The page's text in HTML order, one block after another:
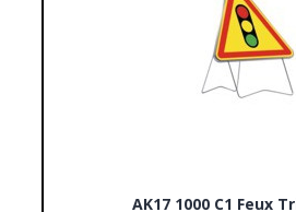
AK17 1000 C1 Feux